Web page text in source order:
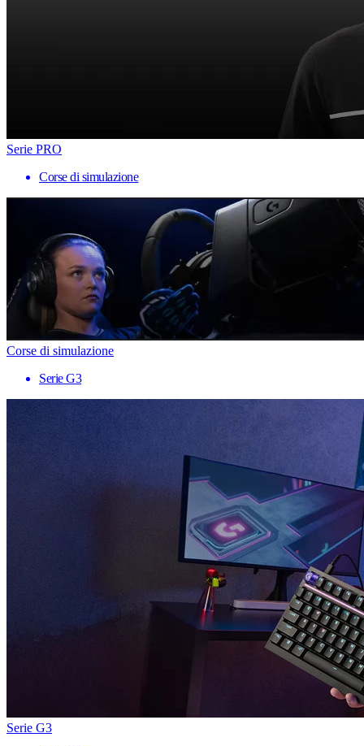
Serie PRO
Corse di simulazione
Corse di simulazione
Serie G3
Serie G3